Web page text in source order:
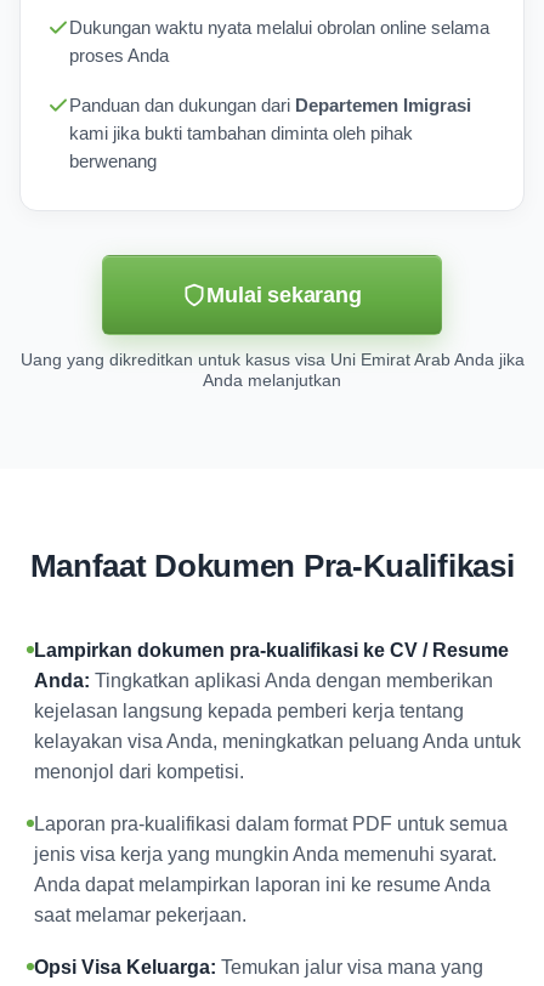
Dukungan waktu nyata melalui obrolan online selama
proses Anda
Panduan dan dukungan dari Departemen Imigrasi
kami jika bukti tambahan diminta oleh pihak
berwenang
Mulai sekarang
Uang yang dikreditkan untuk kasus visa Uni Emirat Arab Anda jika
Anda melanjutkan
Manfaat Dokumen Pra-Kualifikasi
Lampirkan dokumen pra-kualifikasi ke CV / Resume
Anda: Tingkatkan aplikasi Anda dengan memberikan
kejelasan langsung kepada pemberi kerja tentang
kelayakan visa Anda, meningkatkan peluang Anda untuk
menonjol dari kompetisi.
Laporan pra-kualifikasi dalam format PDF untuk semua
jenis visa kerja yang mungkin Anda memenuhi syarat.
Anda dapat melampirkan laporan ini ke resume Anda
saat melamar pekerjaan.
Opsi Visa Keluarga: Temukan jalur visa mana yang